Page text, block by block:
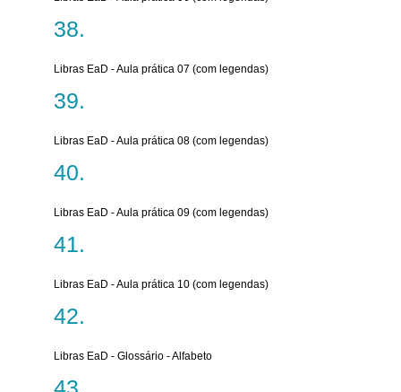
Libras EaD - Aula prática 07 (com legendas)
Libras EaD - Aula prática 08 (com legendas)
Libras EaD - Aula prática 09 (com legendas)
Libras EaD - Aula prática 10 (com legendas)
Libras EaD - Glossário - Alfabeto